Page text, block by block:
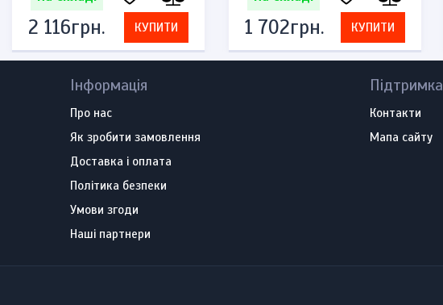
2 116грн. КУПИТИ 1 702грн. КУПИТИ
Інформація
Про нас
Як зробити замовлення
Доставка і оплата
Політика безпеки
Умови згоди
Наші партнери
Підтримка
Контакти
Мапа сайту